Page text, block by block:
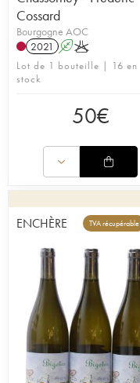
Cossard
Bourgogne AOC
2021
AK
Lot de 1 bouteille | 16 en
stock
50€
ENCHÈRE TVA récupérable